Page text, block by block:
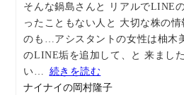
そんな鍋島さんと リアルでLINE
ったこともない人と 大切な株の
のも…アシスタントの女性は柚木
のLINE垢を追加して、と 来まし
い
続きを読む
ナイナイの岡村隆子